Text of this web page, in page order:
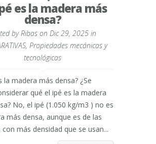
es la madera más
densa?
byRibas on Dic 29, 2025 in
, Propiedades mecánicas y
tecnológicas
la madera más densa? ¿Se
qué el ipé es la madera
No, el ipé (1.050 kg/m3 ) no es
más densa, aunque es de las
más densidad que se usan...